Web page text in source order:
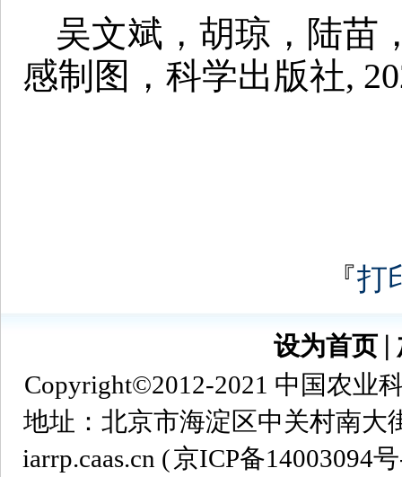
吴文斌，胡琼，陆苗
感制图，科学出版社,
『打
设为首页
Copyright©2012-2021 中国农业
地址：北京市海淀区中关村南大
iarrp.caas.cn (京ICP备14003094